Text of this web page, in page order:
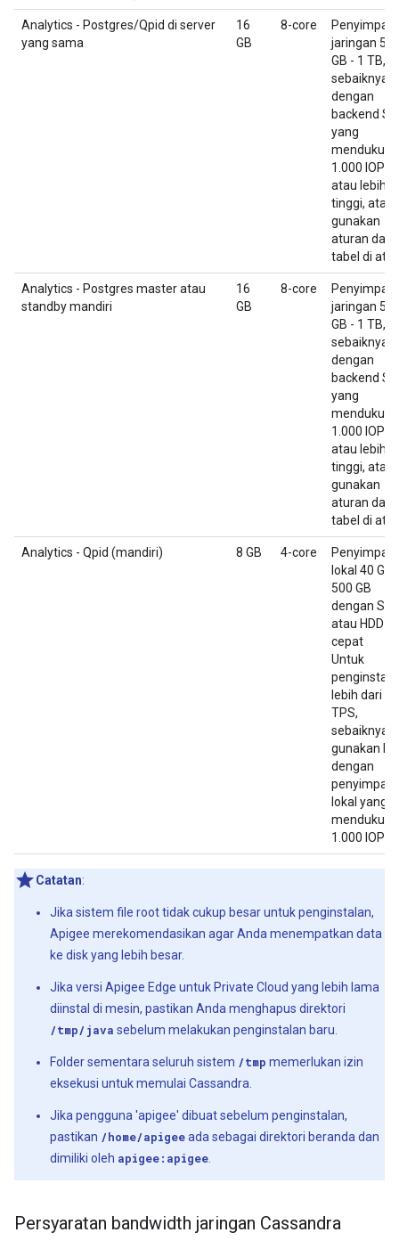
Analytics - Postgres/Qpid di server
yang sama
16
GB
8-core
jaringan
GB - 1 TB,
sebaiknya
dengan
backend
yang
mendukung
1.000 IOPS
atau lebih
tinggi, atau
gunakan
aturan dari
tabel di
Analytics - Postgres master atau
standby mandiri
16
GB
8-core
jaringan
GB - 1 TB,
sebaiknya
dengan
backend
yang
mendukung
1.000 IOPS
atau lebih
tinggi, atau
gunakan
aturan dari
tabel di
Analytics - Qpid (mandiri) 8 GB 4-core
lokal 40 GB -
500 GB
dengan
atau HDD
cepat
Untuk
lebih dari
TPS,
sebaiknya
gunakan
dengan
lokal yang
mendukung
1.000 IOPS.
Catatan:
Jika sistem file root tidak cukup besar untuk penginstalan,
Apigee merekomendasikan agar Anda menempatkan data
ke disk yang lebih besar.
Jika versi Apigee Edge untuk Private Cloud yang lebih lama
diinstal di mesin, pastikan Anda menghapus direktori
/tmp/java sebelum melakukan penginstalan baru.
Folder sementara seluruh sistem /tmp memerlukan izin
eksekusi untuk memulai Cassandra.
Jika pengguna 'apigee' dibuat sebelum penginstalan,
pastikan /home/apigeeada sebagai direktori beranda dan
dimiliki oleh apigee:apigee
Persyaratan bandwidth jaringan Cassandra